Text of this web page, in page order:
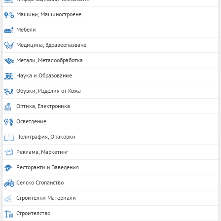
Машини, Машиностроене
Мебели
Медицина, Здравеопазване
Метали, Металообработка
Наука и Образование
Обувки, Изделия от Кожа
Оптика, Електроника
Осветление
Полиграфия, Опаковки
Реклама, Маркетинг
Ресторанти и Заведения
Селско Стопанство
Строителни Материали
Строителство